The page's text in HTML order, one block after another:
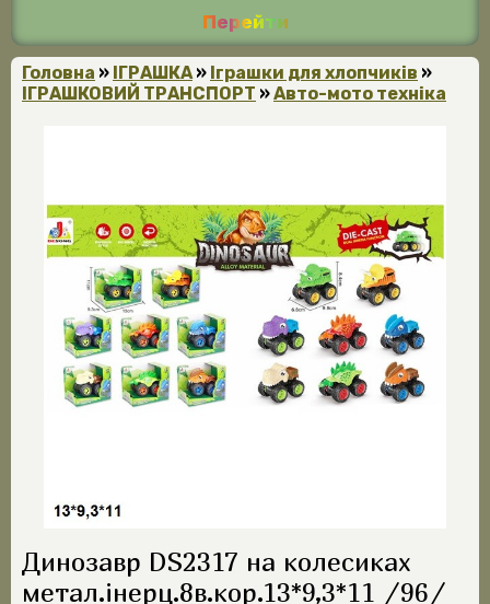
Перейти
Головна » ІГРАШКА» Іграшки для хлопчиків »
ІГРАШКОВИЙ ТРАНСПОРТ »Авто-мото техніка
Динозавр DS2317 на колесиках
метал.інерц.8в.кор.13*9,3*11 /96/